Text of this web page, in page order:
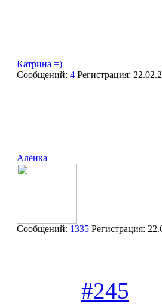
Катрина =)
Сообщений: 4 Регистрация:
Алёнка
Сообщений: 1335 Регистрация:
#245